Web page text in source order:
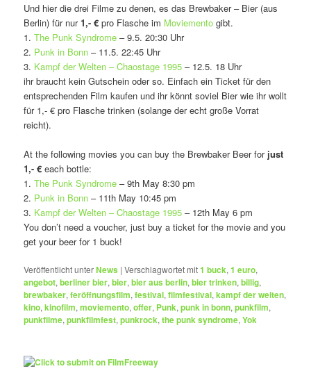
Und hier die drei Filme zu denen, es das Brewbaker – Bier (aus
Berlin) für nur1,- € pro Flasche im Moviemento gibt.
1.The Punk Syndrome – 9.5. 20:30 Uhr
2. Punk in Bonn – 11.5. 22:45 Uhr
3. Kampf der Welten – Chaostage 1995 – 12.5. 18 Uhr
ihr braucht kein Gutschein oder so. Einfach ein Ticket für den
entsprechenden Film kaufen und ihr könnt soviel Bier wie ihr wollt
für 1,- € pro Flasche trinken (solange der echt große Vorrat
reicht).
At the following movies you can buy the Brewbaker Beer for just
1,- € each bottle:
1.The Punk Syndrome – 9th May 8:30 pm
2. Punk in Bonn – 11th May 10:45 pm
3. Kampf der Welten – Chaostage 1995 – 12th May 6 pm
You don’t need a voucher, just buy a ticket for the movie and you
get your beer for 1 buck!
Veröffentlicht unterNews |Verschlagwortet mit1 buck,1 euro,
angebot,berliner bier,bier,bier aus berlin,bier trinken,billig,
brewbaker,feröffnungsfilm,festival,filmfestival,kampf der welten,
kino,kinofilm,moviemento,offer, Punk,punk in bonn,punkfilm,
punkfilme,punkfilmfest,punkrock,the punk syndrome,Yok